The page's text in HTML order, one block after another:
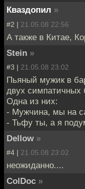
Кваздопил »
#2 | 21.05.08 22:56
А также в Китае,
Stein »
#3 | 21.05.08 23:02
Пьяный мужик в
двух симпатичных
Одна из них:
- Мужчина, мы на
- Тьфу ты, а я
Dellow »
#4 | 21.05.08 23:02
неожиданно....
ColDoc »